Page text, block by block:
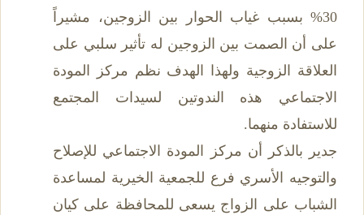
30% بسبب غياب الحوار بين الزوجين، مشيراً
على أن الصمت بين الزوجين له تأثير سلبي على
العلاقة الزوجية ولهذا الهدف نظم مركز المودة
الاجتماعي هذه الندوتين لسيدات المجتمع
للاستفادة منهما.
جدير بالذكر أن مركز المودة الاجتماعي للإصلاح
والتوجيه الأسري فرع للجمعية الخيرية لمساعدة
الشباب على الزواج يسعى للمحافظة على كيان